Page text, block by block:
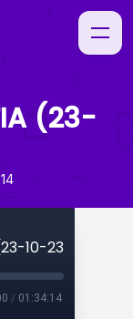
(23-
10-23)
/ 01:34:14